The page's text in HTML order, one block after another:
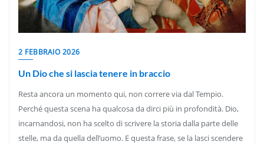
2 FEBBRAIO 2026
Un Dio che si lascia tenere in braccio
Resta ancora un momento qui, non correre via dal Tempio.
Perché questa scena ha qualcosa da dirci più in profondità. Dio,
incarnandosi, non ha scelto di scrivere la storia dalla parte delle
stelle, ma da quella dell’uomo. E questa frase, se la lasci scendere